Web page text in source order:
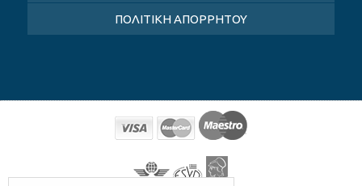
ΠΟΛΙΤΙΚΗ ΑΠΟΡΡΗΤΟΥ